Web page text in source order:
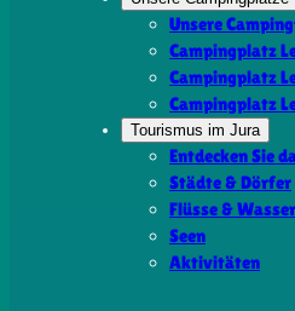
Unsere
Campingplatz
Campingplatz
Campingplatz
Tourismus im Jura
Entdecken Sie
Städte & Dörfer
Flüsse &
Seen
Aktivitäten